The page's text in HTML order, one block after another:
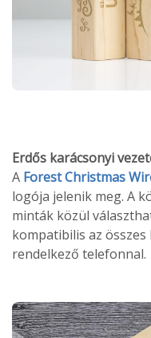
Erdős karácsonyi
A Forest Christmas
logója jelenik meg. A
minták közül
kompatibilis az
rendelkező telefonnal.